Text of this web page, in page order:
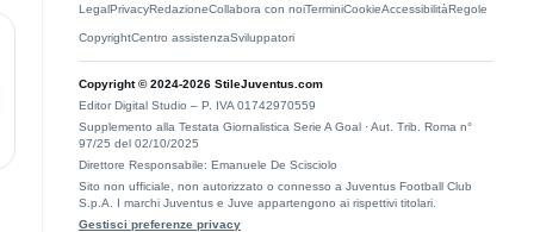
LegalPrivacyRedazioneCollabora con noiTerminiCookieAccessibilitàRegole
CopyrightCentro assistenzaSviluppatori
Copyright © 2024-2026 StileJuventus.com
Editor Digital Studio – P. IVA 01742970559
Supplemento alla Testata Giornalistica Serie A Goal · Aut. Trib. Roma n°
97/25 del 02/10/2025
Direttore Responsabile: Emanuele De Scisciolo
Sito non ufficiale, non autorizzato o connesso a Juventus Football Club
S.p.A. I marchi Juventus e Juve appartengono ai rispettivi titolari.
Gestisci preferenze privacy